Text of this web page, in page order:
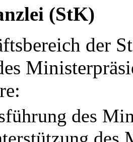
(StK)
der
des